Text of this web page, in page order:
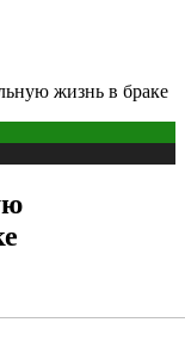
жизнь в браке